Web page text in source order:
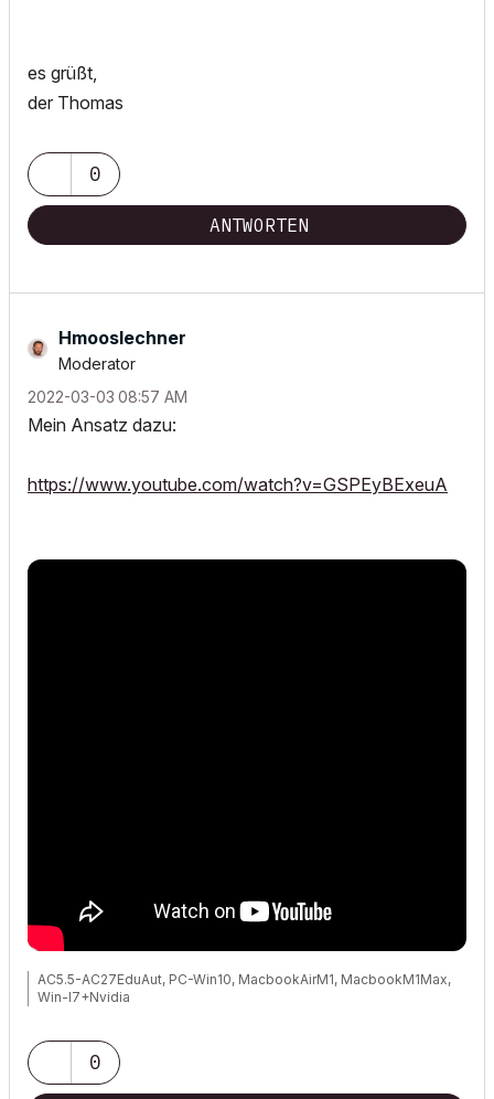
es grüßt,
der Thomas
0
ANTWORTEN
Hmooslechner
Moderator
‎2022-03-03 08:57 AM
Mein Ansatz dazu:
https://www.youtube.com/watch?v=GSPEyBExeuA
AC5.5-AC27EduAut, PC-Win10, MacbookAirM1, MacbookM1Max,
Win-I7+Nvidia
0